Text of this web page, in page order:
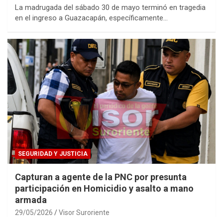
La madrugada del sábado 30 de mayo terminó en tragedia
en el ingreso a Guazacapán, específicamente…
SEGURIDAD Y JUSTICIA
Capturan a agente de la PNC por presunta
participación en Homicidio y asalto a mano
armada
29/05/2026 Visor Suroriente